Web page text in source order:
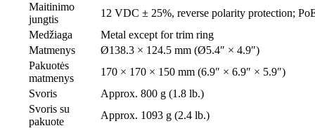
Maitinimo
jungtis
12 VDC ± 25%, reverse polarity protection;
Medžiaga
Metal except for trim ring
Matmenys
Ø138.3 × 124.5 mm (Ø5.4″ × 4.9″)
Pakuotės
matmenys
170 × 170 × 150 mm (6.9″ × 6.9″ × 5.9″)
Svoris
Approx. 800 g (1.8 lb.)
Svoris su
pakuote
Approx. 1093 g (2.4 lb.)